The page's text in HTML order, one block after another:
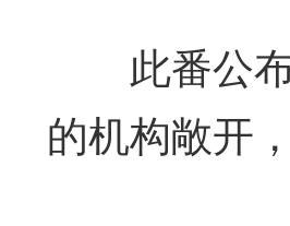
此番公布
的机构敞开